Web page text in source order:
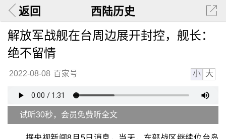
返回 西陆历史
解放军战舰在台周边展开封控，舰长：
绝不留情
2022-08-08 百家号 小 大
试听30秒，会员免费听全文